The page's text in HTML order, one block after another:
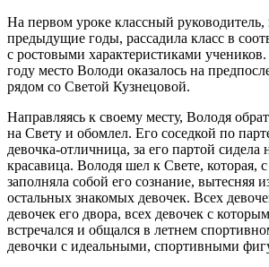
На первом уроке классный руководитель,
предыдущие годы, рассадила класс в
с ростовыми характеристиками
году место Володи оказалось на
рядом со Светой Кузнецовой.
Направляясь к своему месту, Володя
на Свету и обомлел. Его соседкой по
девочка-отличница, за его партой сидела
красавица. Володя шел к Свете, которая,
заполняла собой его сознание, вытесняя
остальных знакомых девочек. Всех
девочек его двора, всех девочек с
встречался и общался в летнем
девочки с идеальными, спортивными